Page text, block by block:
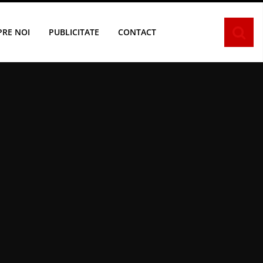
NOI PUBLICITATE CONTACT